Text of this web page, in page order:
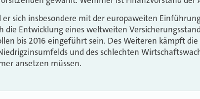
sich insbesondere mit der europaweiten
die Entwicklung eines weltweiten
bis 2016 eingeführt sein. Des Weiteren kämpft
und des schlechten
ansetzen müssen.